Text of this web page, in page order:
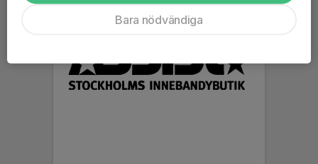
Bara nödvändiga